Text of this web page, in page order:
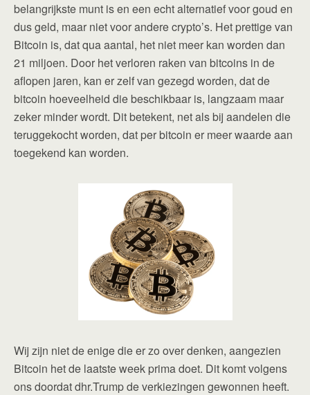
belangrijkste munt is en een echt alternatief voor goud en
dus geld, maar niet voor andere crypto’s. Het prettige van
Bitcoin is, dat qua aantal, het niet meer kan worden dan
21 miljoen. Door het verloren raken van bitcoins in de
aflopen jaren, kan er zelf van gezegd worden, dat de
bitcoin hoeveelheid die beschikbaar is, langzaam maar
zeker minder wordt. Dit betekent, net als bij aandelen die
teruggekocht worden, dat per bitcoin er meer waarde aan
toegekend kan worden.
Wij zijn niet de enige die er zo over denken, aangezien
Bitcoin het de laatste week prima doet. Dit komt volgens
ons doordat dhr.Trump de verkiezingen gewonnen heeft.